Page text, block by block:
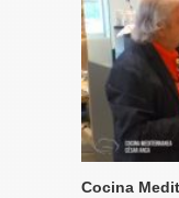
Cocina